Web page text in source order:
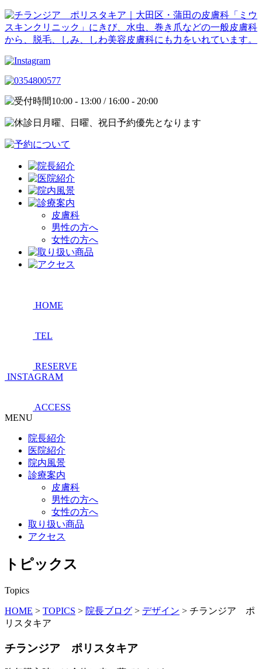
10:00 - 13:00 / 16:00 - 20:00
月曜、日曜、祝日予約優先となります
皮膚科
男性の方へ
女性の方へ
HOME
TEL
RESERVE
INSTAGRAM
ACCESS
MENU
院長紹介
医院紹介
院内風景
診療案内
皮膚科
男性の方へ
女性の方へ
取り扱い商品
アクセス
トピックス
Topics
HOME > TOPICS > 院長ブログ > デザイン > チランジア ポ
リスタキア
チランジア ポリスタキア